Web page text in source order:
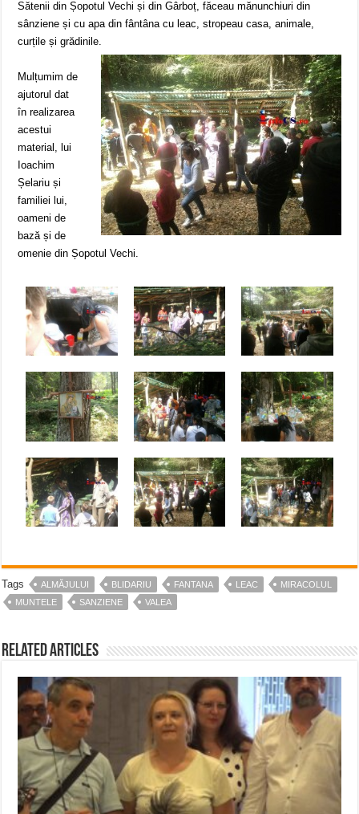
Sătenii din Șopotul Vechi și din Gârboț, făceau mănunchiuri din
sânziene și cu apa din fântâna cu leac, stropeau casa, animale,
curțile și grădinile.
Mulțumim de
ajutorul dat
în realizarea
acestui
material, lui
Ioachim
Șelariu și
familiei lui,
oameni de
bază și de
omenie din Șopotul Vechi.
Tags ALMĂJULUI BLIDARIU FANTANA LEAC
MIRACOLUL
MUNTELE
SANZIENE VALEA
Related Articles